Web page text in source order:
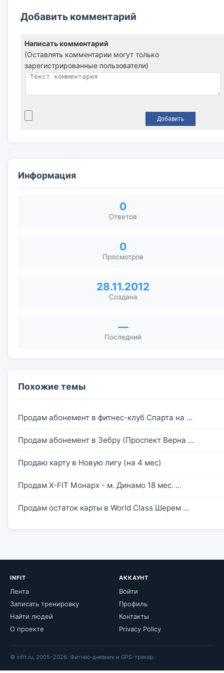
Добавить комментарий
Написать комментарий
(Оставлять комментарии могут только
зарегистрированные пользователи)
Информация
0
Ответов
0
Просмотров
28.11.2012
Создана
—
Последний
Похожие темы
Продам абонемент в фитнес-клуб Спарта на ...
Продам абонемент в Зебру (Проспект Верна ...
Продаю карту в Новую лигу (на 4 мес)
Продам X-FIT Монарх - м. Динамо 18 мес. ...
Продам остаток карты в World Class Шерем ...
INFIT
Лента
Записать тренировку
Найти людей
О проекте
АККАУНТ
Войти
Профиль
Контакты
Privacy Policy
© infit.ru, 2005–2026. Фитнес-дневник и GPS-трекер.